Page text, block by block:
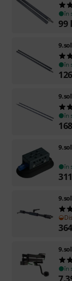
în
99
în
126
în
168
în
311
364
în